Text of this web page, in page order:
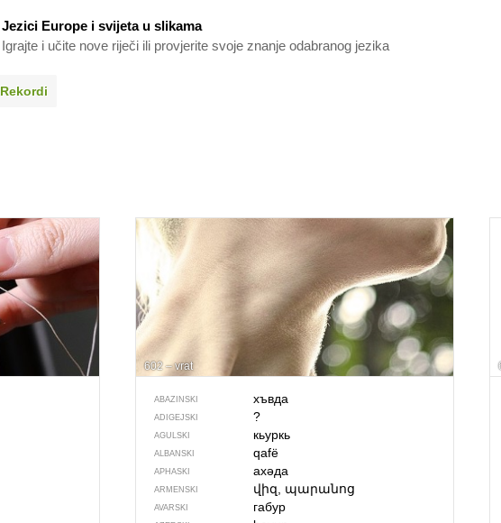
Jezici Europe i svijeta u slikama
Igrajte i učite nove riječi ili provjerite svoje znanje odabranog jezika
Rekordi
602 – vrat
ABAZINSKI хъвда
ADIGEJSKI ?
AGULSKI кьуркь
ALBANSKI qafë
APHASKI ахәда
ARMENSKI վիզ, պարանոց
AVARSKI габур